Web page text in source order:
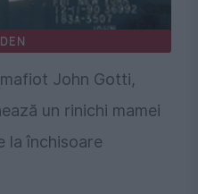
John Gotti,
un rinichi mamei
la închisoare